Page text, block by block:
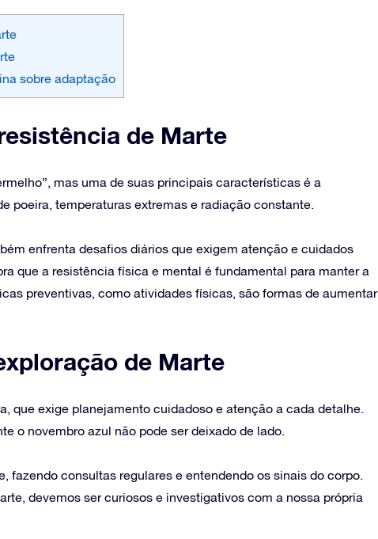
sobre adaptação
de Marte
mas uma de suas principais características é a
poeira, temperaturas extremas e radiação constante.
enfrenta desafios diários que exigem atenção e cuidados
que a resistência física e mental é fundamental para manter a
preventivas, como atividades físicas, são formas de aumentar
de Marte
que exige planejamento cuidadoso e atenção a cada detalhe.
o novembro azul não pode ser deixado de lado.
fazendo consultas regulares e entendendo os sinais do corpo.
devemos ser curiosos e investigativos com a nossa própria